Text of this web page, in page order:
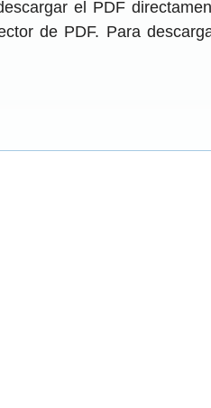
el PDF
de PDF. Para